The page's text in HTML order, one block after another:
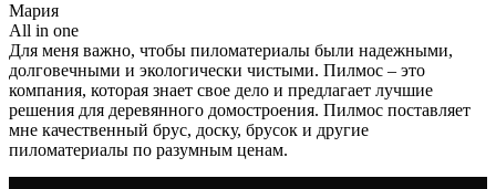
Мария
All in one
Для меня важно, чтобы пиломатериалы были надежными,
долговечными и экологически чистыми. Пилмос – это
компания, которая знает свое дело и предлагает лучшие
решения для деревянного домостроения. Пилмос поставляет
мне качественный брус, доску, брусок и другие
пиломатериалы по разумным ценам.